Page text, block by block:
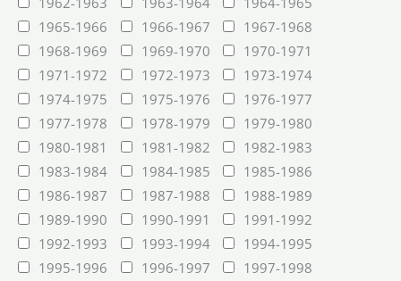
1965-1966
1966-1967
1967-1968
1968-1969
1969-1970
1970-1971
1971-1972
1972-1973
1973-1974
1974-1975
1975-1976
1976-1977
1977-1978
1978-1979
1979-1980
1980-1981
1981-1982
1982-1983
1983-1984
1984-1985
1985-1986
1986-1987
1987-1988
1988-1989
1989-1990
1990-1991
1991-1992
1992-1993
1993-1994
1994-1995
1995-1996
1996-1997
1997-1998